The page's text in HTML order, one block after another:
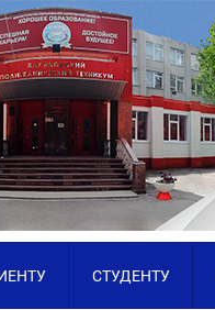
СТУДЕНТУ